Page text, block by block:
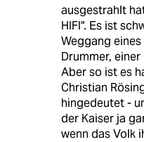
ausgestrahlt
HIFI". Es ist
Weggang
Drummer,
Aber so ist es
Christian
hingedeutet -
der Kaiser ja
wenn das Volk